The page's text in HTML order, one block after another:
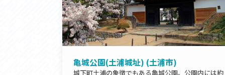
亀城公園(土浦城址) (土浦市)
城下町土浦の象徴でもある亀城公園。公園内には約